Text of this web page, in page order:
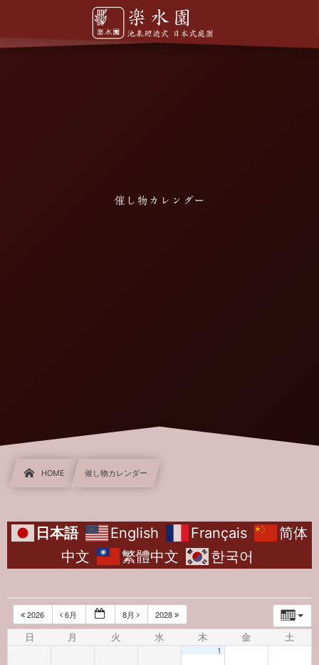
催し物カレンダー
HOME 催し物カレンダー
日本語 English Français
简体
中文
繁體中文 한국어
2026 6月 8月 2028
日 月 火 水 木 金 土
1